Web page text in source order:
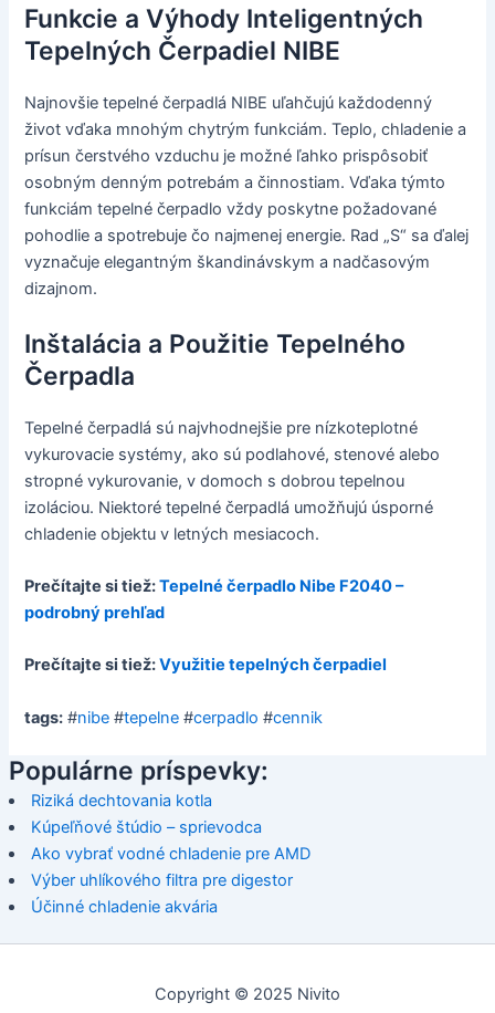
Funkcie a Výhody Inteligentných
Tepelných Čerpadiel NIBE
Najnovšie tepelné čerpadlá NIBE uľahčujú každodenný
život vďaka mnohým chytrým funkciám. Teplo, chladenie a
prísun čerstvého vzduchu je možné ľahko prispôsobiť
osobným denným potrebám a činnostiam. Vďaka týmto
funkciám tepelné čerpadlo vždy poskytne požadované
pohodlie a spotrebuje čo najmenej energie. Rad „S“ sa ďalej
vyznačuje elegantným škandinávskym a nadčasovým
dizajnom.
Inštalácia a Použitie Tepelného
Čerpadla
Tepelné čerpadlá sú najvhodnejšie pre nízkoteplotné
vykurovacie systémy, ako sú podlahové, stenové alebo
stropné vykurovanie, v domoch s dobrou tepelnou
izoláciou. Niektoré tepelné čerpadlá umožňujú úsporné
chladenie objektu v letných mesiacoch.
Prečítajte si tiež:Tepelné čerpadlo Nibe F2040 –
podrobný prehľad
Prečítajte si tiež:Využitie tepelných čerpadiel
tags: #nibe #tepelne #cerpadlo #cennik
Populárne príspevky:
Riziká dechtovania kotla
Kúpeľňové štúdio – sprievodca
Ako vybrať vodné chladenie pre AMD
Výber uhlíkového filtra pre digestor
Účinné chladenie akvária
Copyright © 2025 Nivito